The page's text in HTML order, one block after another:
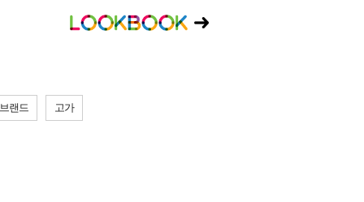
랜드 고가